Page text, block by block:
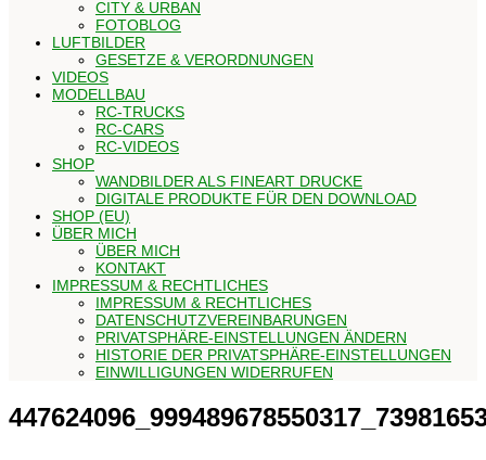
CITY & URBAN
FOTOBLOG
LUFTBILDER
GESETZE & VERORDNUNGEN
VIDEOS
MODELLBAU
RC-TRUCKS
RC-CARS
RC-VIDEOS
SHOP
WANDBILDER ALS FINEART DRUCKE
DIGITALE PRODUKTE FÜR DEN DOWNLOAD
SHOP (EU)
ÜBER MICH
ÜBER MICH
KONTAKT
IMPRESSUM & RECHTLICHES
IMPRESSUM & RECHTLICHES
DATENSCHUTZVEREINBARUNGEN
PRIVATSPHÄRE-EINSTELLUNGEN ÄNDERN
HISTORIE DER PRIVATSPHÄRE-EINSTELLUNGEN
EINWILLIGUNGEN WIDERRUFEN